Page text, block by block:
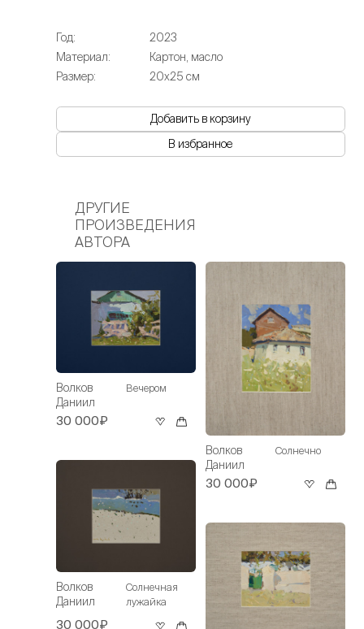
Год:
2023
Материал:
Картон, масло
Размер:
20х25 см
Добавить в корзину
В избранное
ДРУГИЕ
ПРОИЗВЕДЕНИЯ
АВТОРА
Волков
Даниил
Вечером
30 000₽
Волков
Даниил
Солнечная
лужайка
30 000₽
Волков
Даниил
Солнечно
30 000₽